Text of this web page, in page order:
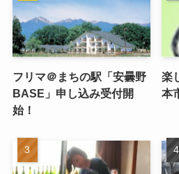
フリマ＠まちの駅「安曇野
BASE」申し込み受付開
始！
楽
本